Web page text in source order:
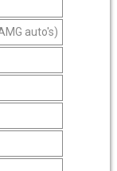
auto's)